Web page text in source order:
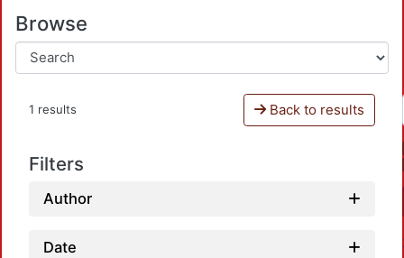
Browse
1 results Back to results
Filters
Author
Date